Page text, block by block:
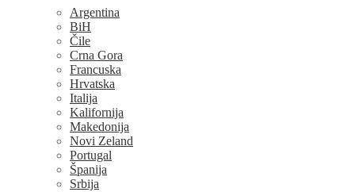
Argentina
BiH
Čile
Crna Gora
Francuska
Hrvatska
Italija
Kalifornija
Makedonija
Novi Zeland
Portugal
Španija
Srbija